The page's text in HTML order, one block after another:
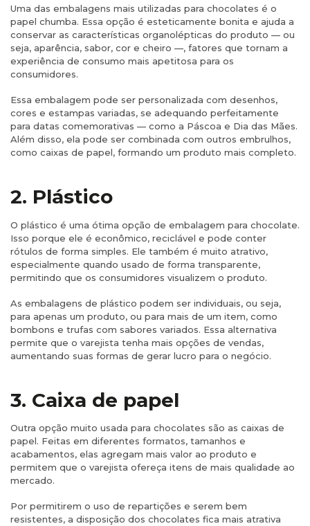
Uma das embalagens mais utilizadas para chocolates é o
papel chumba. Essa opção é esteticamente bonita e ajuda a
conservar as características organolépticas do produto — ou
seja, aparência, sabor, cor e cheiro —, fatores que tornam a
experiência de consumo mais apetitosa para os
consumidores.
Essa embalagem pode ser personalizada com desenhos,
cores e estampas variadas, se adequando perfeitamente
para datas comemorativas — como a Páscoa e Dia das Mães.
Além disso, ela pode ser combinada com outros embrulhos,
como caixas de papel, formando um produto mais completo.
2. Plástico
O plástico é uma ótima opção de embalagem para chocolate.
Isso porque ele é econômico, reciclável e pode conter
rótulos de forma simples. Ele também é muito atrativo,
especialmente quando usado de forma transparente,
permitindo que os consumidores visualizem o produto.
As embalagens de plástico podem ser individuais, ou seja,
para apenas um produto, ou para mais de um item, como
bombons e trufas com sabores variados. Essa alternativa
permite que o varejista tenha mais opções de vendas,
aumentando suas formas de gerar lucro para o negócio.
3. Caixa de papel
Outra opção muito usada para chocolates são as caixas de
papel. Feitas em diferentes formatos, tamanhos e
acabamentos, elas agregam mais valor ao produto e
permitem que o varejista ofereça itens de mais qualidade ao
mercado.
Por permitirem o uso de repartições e serem bem
resistentes, a disposição dos chocolates fica mais atrativa